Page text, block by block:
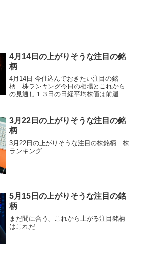
4月14日の上がりそうな注目の銘
柄
4月14日 今仕込んでおきたい注目の銘
柄 株ランキング今日の相場とこれから
の見通し１３日の日経平均株価は前週末
やや調整色の強い一日となりました。週
末に行われた米国とイラン...
3月22日の上がりそうな注目の銘
柄
3月22日の上がりそうな注目の株銘柄 株
ランキング
5月15日の上がりそうな注目の銘
柄
まだ間に合う、これから上がる注目銘柄
はこれだ